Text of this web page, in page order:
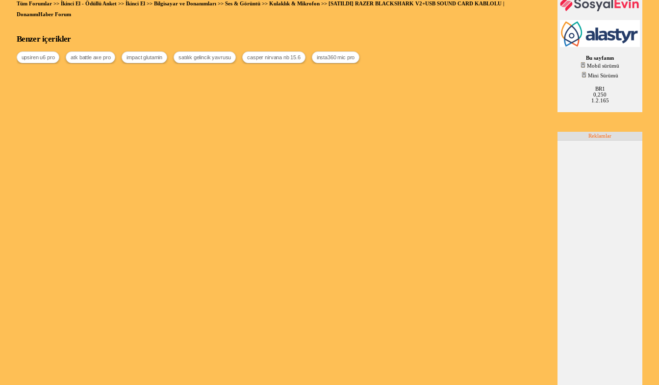
Tüm Forumlar>> İkinci El - Ödüllü Anket>> İkinci El>> Bilgisayar ve Donanımları>> Ses & Görüntü>> Kulaklık & Mikrofon>> [SATILDI] RAZER BLACKSHARK V2+USB SOUND CARD KABLOLU |
DonanımHaber Forum
Benzer içerikler
upsiren u6 pro atk battle axe pro impact glutamin satılık gelincik yavrusu casper nirvana nb 15.6 insta360 mic pro
Bu sayfanın
Mobil sürümü
Mini Sürümü
BR1
0,250
1.2.165
Reklamlar